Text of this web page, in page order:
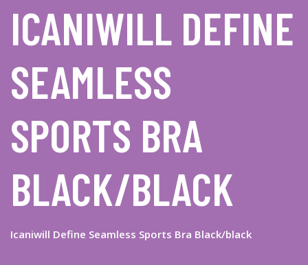
ICANIWILL DEFINE
SEAMLESS
SPORTS BRA
BLACK/BLACK
Icaniwill Define Seamless Sports Bra Black/black